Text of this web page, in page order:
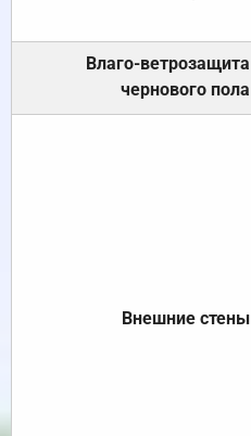
Влаго-ветрозащита
чернового пола
Внешние стены